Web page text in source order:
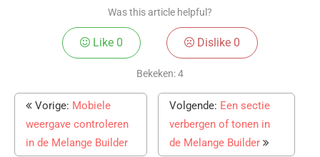
Was this article helpful?
Like 0 Dislike 0
Bekeken:4
Vorige: Mobiele
weergave controleren
in de Melange Builder
Volgende: Een sectie
verbergen of tonen in
de Melange Builder